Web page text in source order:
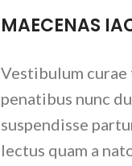
MAECENAS
Vestibulum
penatibus nunc
suspendisse
lectus quam a